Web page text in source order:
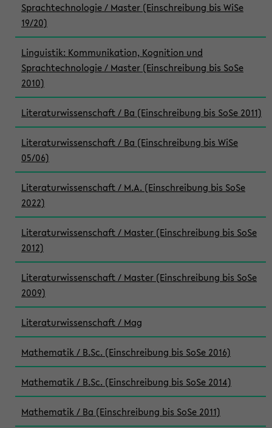
Sprachtechnologie / Master (Einschreibung bis WiSe
19/20)
Linguistik: Kommunikation, Kognition und
Sprachtechnologie / Master (Einschreibung bis SoSe
2010)
Literaturwissenschaft / Ba (Einschreibung bis SoSe 2011)
Literaturwissenschaft / Ba (Einschreibung bis WiSe
05/06)
Literaturwissenschaft / M.A. (Einschreibung bis SoSe
2022)
Literaturwissenschaft / Master (Einschreibung bis SoSe
2012)
Literaturwissenschaft / Master (Einschreibung bis SoSe
2009)
Literaturwissenschaft / Mag
Mathematik / B.Sc. (Einschreibung bis SoSe 2016)
Mathematik / B.Sc. (Einschreibung bis SoSe 2014)
Mathematik / Ba (Einschreibung bis SoSe 2011)